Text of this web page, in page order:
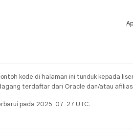
kode di halaman ini tunduk kepada
terdaftar dari Oracle dan/atau
pada 2025-07-27 UTC.